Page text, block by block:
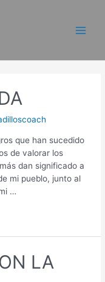
que han sucedido
de valorar los
dan significado a
mi pueblo, junto al
…
LA